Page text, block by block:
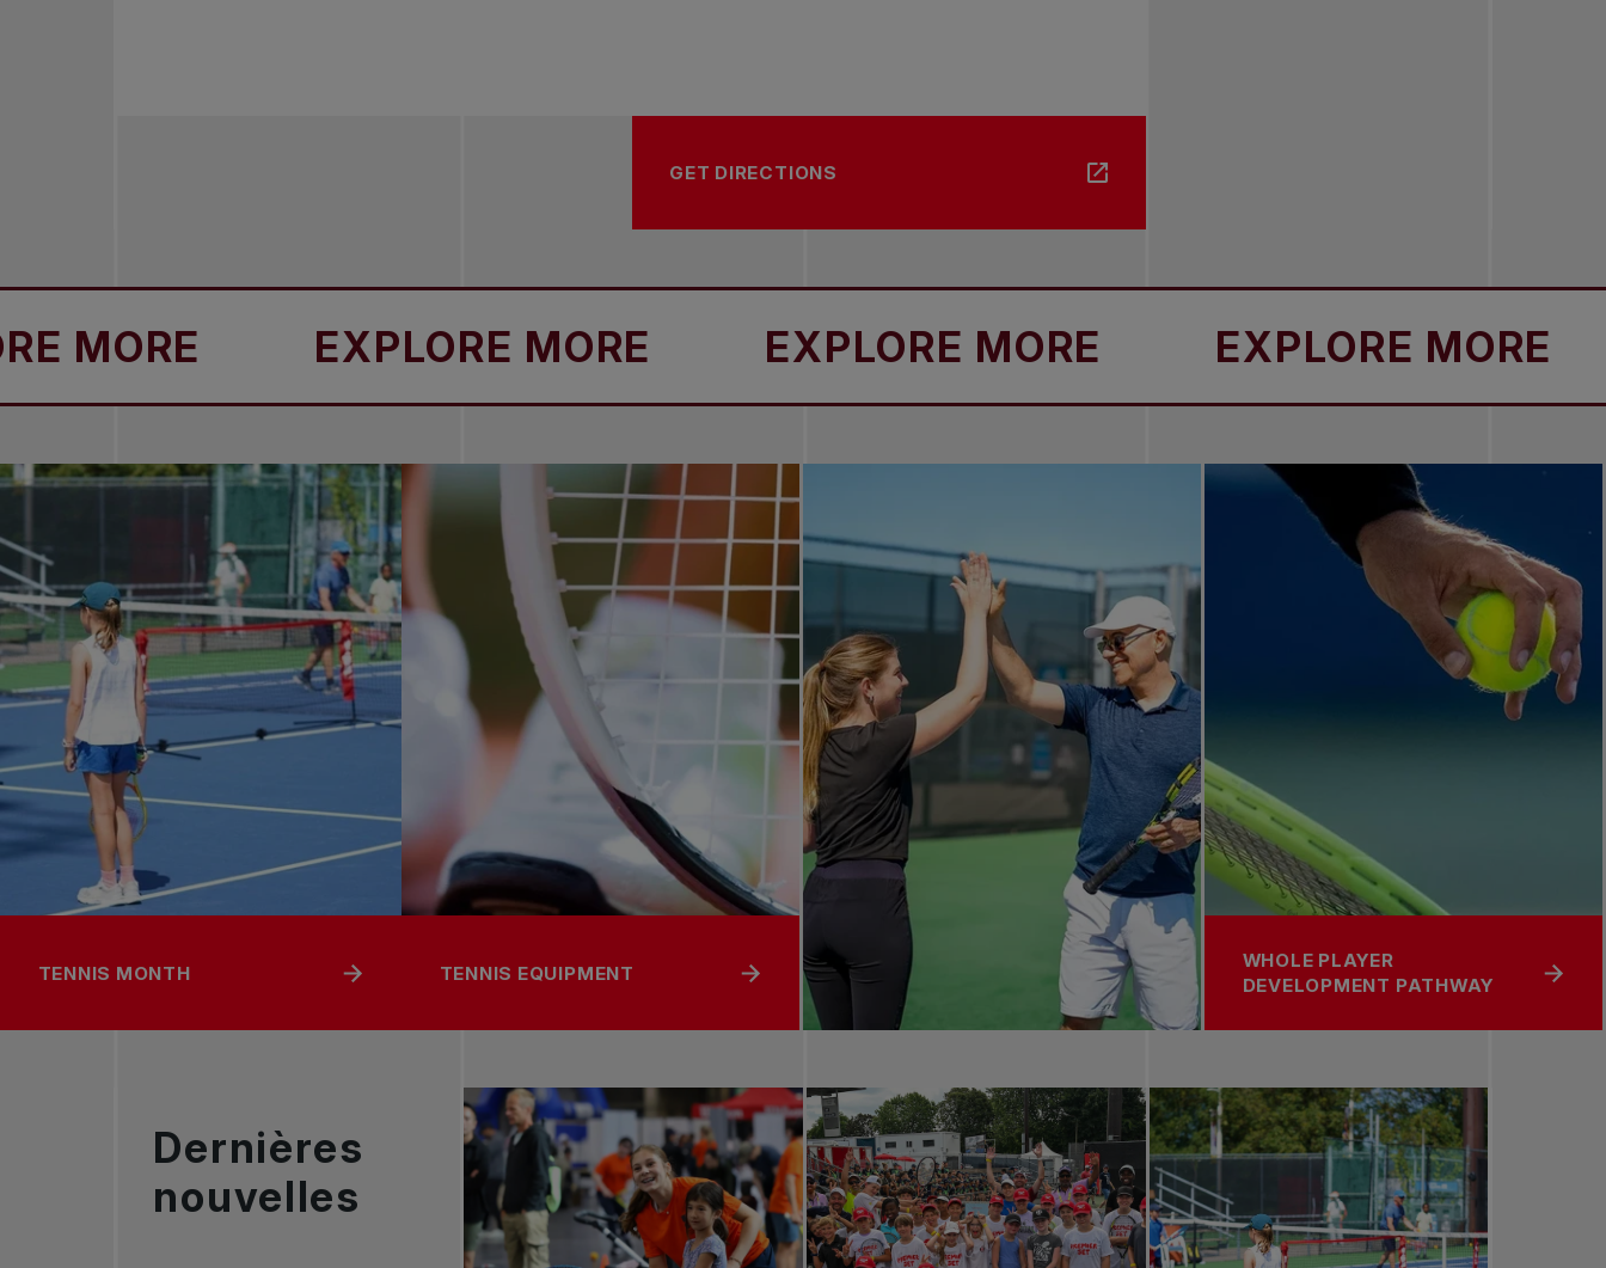
GET DIRECTIONS
EXPLORE MORE EXPLORE MORE EXPLORE MORE
TENNIS MONTH TENNIS EQUIPMENT
WHOLE PLAYER
DEVELOPMENT PATHWAY
Dernières
nouvelles